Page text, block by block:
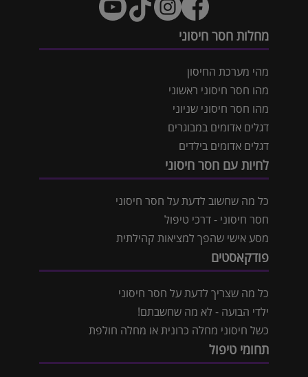
מחלות חסר חיסוני
מהי מערכת החיסון
מהו חסר חיסוני ראשוני
מהו חסר חיסוני שניוני
דגלים אדומים במבוגרים
דגלים אדומים בילדים
לחיות עם חסר חיסוני
כל מה שחשוב לדעת על חסר חיסוני
חסר חיסוני - דרכי טיפול
מסע אישי שהפך למציאות קהילתית
פודקאסטים
כל מה שצריך לדעת על חסר חיסוני
ילדי הבועה - לא מה שחשבתם!
כשל חיסוני מחלה כרונית או מחלה חולפת
תחומי טיפול